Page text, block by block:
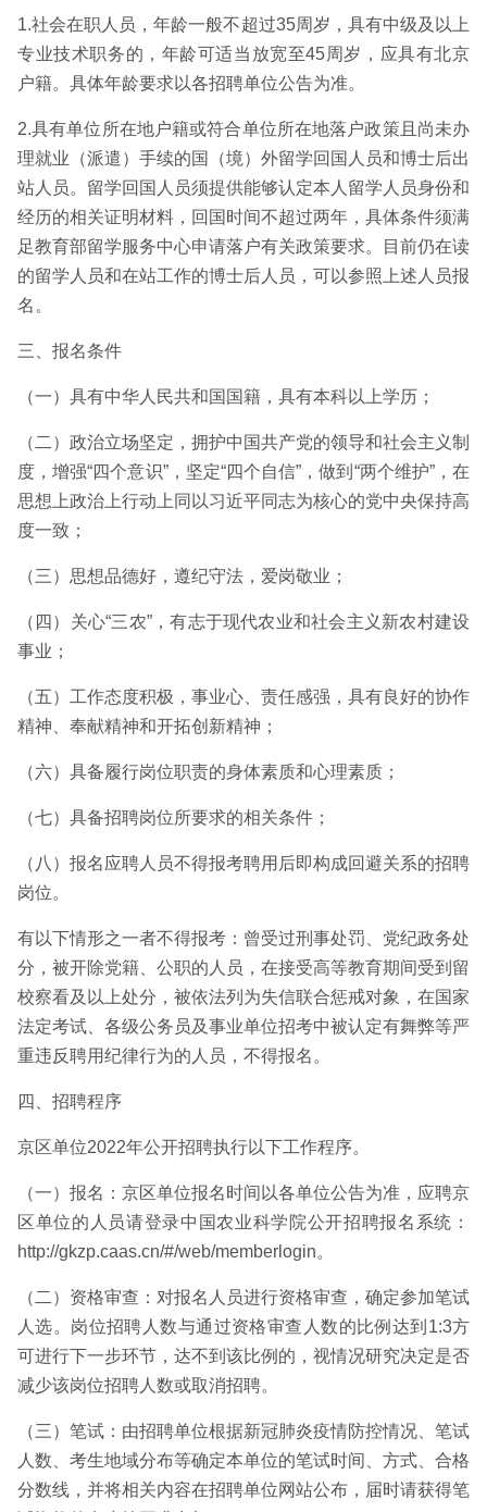
1.社会在职人员，年龄一般不超过35周岁，具有中级及以上
专业技术职务的，年龄可适当放宽至45周岁，应具有北京
户籍。具体年龄要求以各招聘单位公告为准。
2.具有单位所在地户籍或符合单位所在地落户政策且尚未办
理就业（派遣）手续的国（境）外留学回国人员和博士后出
站人员。留学回国人员须提供能够认定本人留学人员身份和
经历的相关证明材料，回国时间不超过两年，具体条件须满
足教育部留学服务中心申请落户有关政策要求。目前仍在读
的留学人员和在站工作的博士后人员，可以参照上述人员报
名。
三、报名条件
（一）具有中华人民共和国国籍，具有本科以上学历；
（二）政治立场坚定，拥护中国共产党的领导和社会主义制
度，增强“四个意识”，坚定“四个自信”，做到“两个维护”，在
思想上政治上行动上同以习近平同志为核心的党中央保持高
度一致；
（三）思想品德好，遵纪守法，爱岗敬业；
（四）关心“三农”，有志于现代农业和社会主义新农村建设
事业；
（五）工作态度积极，事业心、责任感强，具有良好的协作
精神、奉献精神和开拓创新精神；
（六）具备履行岗位职责的身体素质和心理素质；
（七）具备招聘岗位所要求的相关条件；
（八）报名应聘人员不得报考聘用后即构成回避关系的招聘
岗位。
有以下情形之一者不得报考：曾受过刑事处罚、党纪政务处
分，被开除党籍、公职的人员，在接受高等教育期间受到留
校察看及以上处分，被依法列为失信联合惩戒对象，在国家
法定考试、各级公务员及事业单位招考中被认定有舞弊等严
重违反聘用纪律行为的人员，不得报名。
四、招聘程序
京区单位2022年公开招聘执行以下工作程序。
（一）报名：京区单位报名时间以各单位公告为准，应聘京
区单位的人员请登录中国农业科学院公开招聘报名系统：
http://gkzp.caas.cn/#/web/memberlogin。
（二）资格审查：对报名人员进行资格审查，确定参加笔试
人选。岗位招聘人数与通过资格审查人数的比例达到1:3方
可进行下一步环节，达不到该比例的，视情况研究决定是否
减少该岗位招聘人数或取消招聘。
（三）笔试：由招聘单位根据新冠肺炎疫情防控情况、笔试
人数、考生地域分布等确定本单位的笔试时间、方式、合格
分数线，并将相关内容在招聘单位网站公布，届时请获得笔